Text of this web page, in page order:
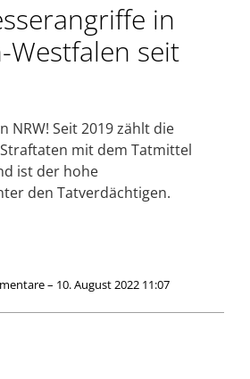
in
seit
NRW! Seit 2019 zählt die
mit dem Tatmittel
ist der hohe
den Tatverdächtigen.
– 10. August 2022 11:07